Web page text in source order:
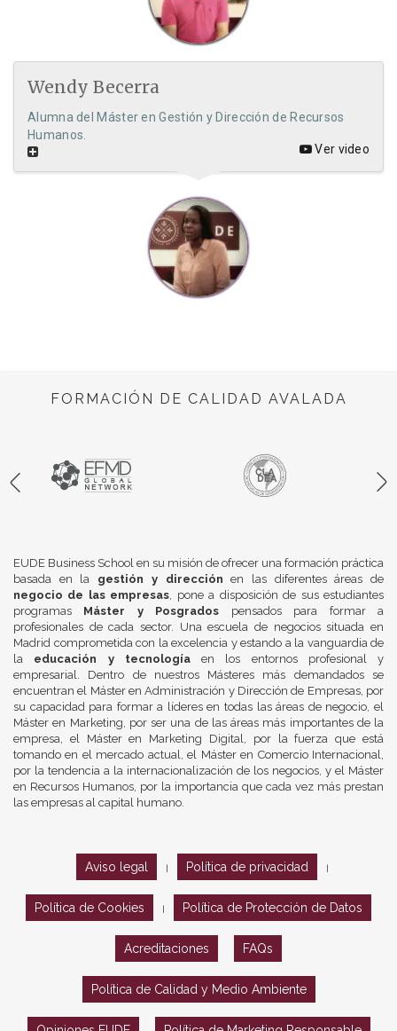
Wendy Becerra
Alumna del Máster en Gestión y Dirección de Recursos
Humanos.
Ver video
FORMACIÓN DE CALIDAD AVALADA
EUDE Business School en su misión de ofrecer una formación práctica
basada en la gestión y dirección en las diferentes áreas de
negocio de las empresas, pone a disposición de sus estudiantes
programas Máster y Posgrados pensados para formar a
profesionales de cada sector. Una escuela de negocios situada en
Madrid comprometida con la excelencia y estando a la vanguardia de
la educación y tecnologíaen los entornos profesional y
empresarial. Dentro de nuestros Másteres más demandados se
encuentran el Máster en Administración y Dirección de Empresas, por
su capacidad para formar a líderes en todas las áreas de negocio, el
Máster en Marketing, por ser una de las áreas más importantes de la
empresa, el Máster en Marketing Digital, por la fuerza que está
tomando en el mercado actual, el Máster en Comercio Internacional,
por la tendencia a la internacionalización de los negocios, y el Máster
en Recursos Humanos, por la importancia que cada vez más prestan
las empresas al capital humano.
Aviso legal Política de privacidad
Política de Cookies Política de Protección de Datos
Acreditaciones FAQs
Política de Calidad y Medio Ambiente